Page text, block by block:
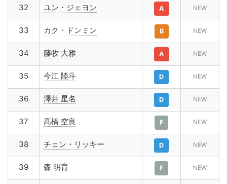
32 ユン・ジェヨン A NEW
33 カク・ドンミン B NEW
34 藤牧 大雅 A NEW
35 今江 陸斗 D NEW
36 澤井 星名 D NEW
37 髙橋 空良 F NEW
38 チェン・リッキー D NEW
39 森 明育 F NEW